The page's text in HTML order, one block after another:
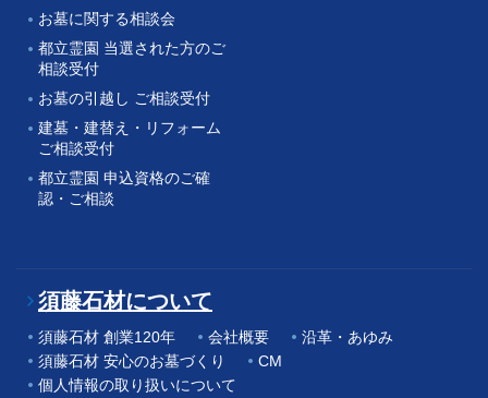
お墓に関する相談会
都立霊園 当選された方のご
相談受付
お墓の引越し ご相談受付
建墓・建替え・リフォーム
ご相談受付
都立霊園 申込資格のご確
認・ご相談
須藤石材について
須藤石材 創業120年 会社概要
沿革・あゆみ
須藤石材 安心のお墓づくり
CM
個人情報の取り扱いについて